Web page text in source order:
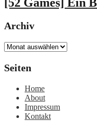
Archiv
Archiv
Seiten
Home
About
Impressum
Kontakt